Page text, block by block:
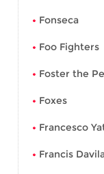
Fonseca
Foo Fighters
Foster the
Foxes
Francesco
Francis